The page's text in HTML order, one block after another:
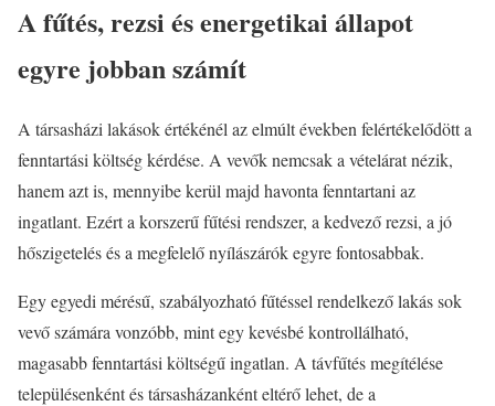
A fűtés, rezsi és energetikai állapot
egyre jobban számít
A társasházi lakások értékénél az elmúlt években felértékelődött a
fenntartási költség kérdése. A vevők nemcsak a vételárat nézik,
hanem azt is, mennyibe kerül majd havonta fenntartani az
ingatlant. Ezért a korszerű fűtési rendszer, a kedvező rezsi, a jó
hőszigetelés és a megfelelő nyílászárók egyre fontosabbak.
Egy egyedi mérésű, szabályozható fűtéssel rendelkező lakás sok
vevő számára vonzóbb, mint egy kevésbé kontrollálható,
magasabb fenntartási költségű ingatlan. A távfűtés megítélése
településenként és társasházanként eltérő lehet, de a